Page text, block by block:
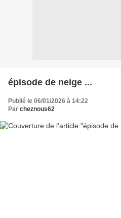
épisode de neige ...
Publié le 06/01/2026 à 14:22
Par cheznous62